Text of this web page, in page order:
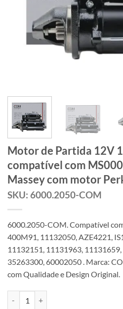
Motor de Partida 12V
compatível com
Massey com motor
SKU: 6000.2050-COM
6000.2050-COM. Compatível
400M91, 11132050, AZE4221,
11132151, 11131963,
35263300, 60002050 . Marca:
com Qualidade e Design Original.